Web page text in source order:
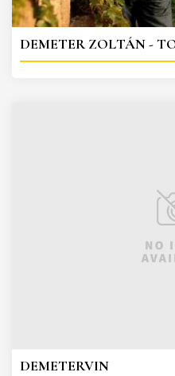
DEMETER ZOLTÁN -
DEMETERVIN